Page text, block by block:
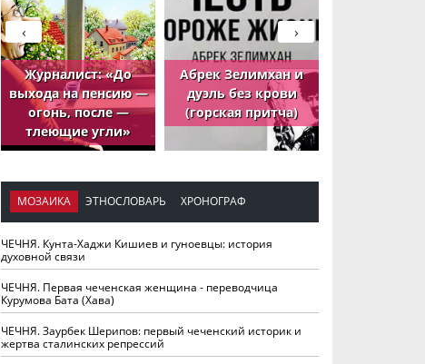
Журналист: «До
выхода на пенсию —
огонь, после —
тлеющие угли»
Абрек Зелимхан и
дуэль без крови
(горская притча)
›
‹
МОЗАИКА ЭТНОСЛОВАРЬ ХРОНОГРАФ
ЧЕЧНЯ. Кунта-Хаджи Кишиев и гуноевцы: история
духовной связи
ЧЕЧНЯ. Первая чеченская женщина - переводчица
Курумова Бата (Хава)
ЧЕЧНЯ. Заурбек Шерипов: первый чеченский историк и
жертва сталинских репрессий